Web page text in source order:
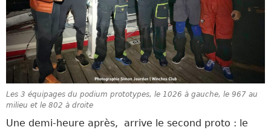
Les 3 équipages du podium prototypes, le 1026 à gauche, le 967 au
milieu et le 802 à droite
Une demi-heure après, arrive le second proto : le